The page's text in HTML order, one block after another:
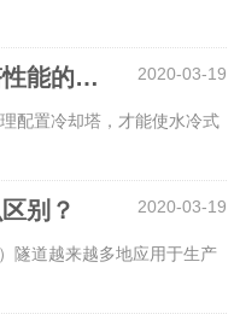
影响水冷式冷水机组冷却塔性能的因素 2020-03-19
配置冷却塔，才能使水冷式
别？ 2020-03-19
隧道越来越多地应用于生产